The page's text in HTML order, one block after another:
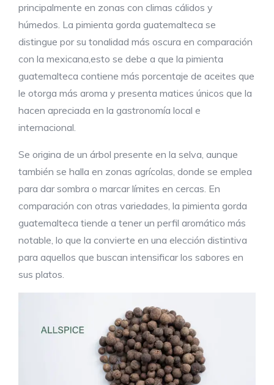
principalmente en zonas con climas cálidos y
húmedos. La pimienta gorda guatemalteca se
distingue por su tonalidad más oscura en comparación
con la mexicana,esto se debe a que la pimienta
guatemalteca contiene más porcentaje de aceites que
le otorga más aroma y presenta matices únicos que la
hacen apreciada en la gastronomía local e
internacional.
Se origina de un árbol presente en la selva, aunque
también se halla en zonas agrícolas, donde se emplea
para dar sombra o marcar límites en cercas. En
comparación con otras variedades, la pimienta gorda
guatemalteca tiende a tener un perfil aromático más
notable, lo que la convierte en una elección distintiva
para aquellos que buscan intensificar los sabores en
sus platos.